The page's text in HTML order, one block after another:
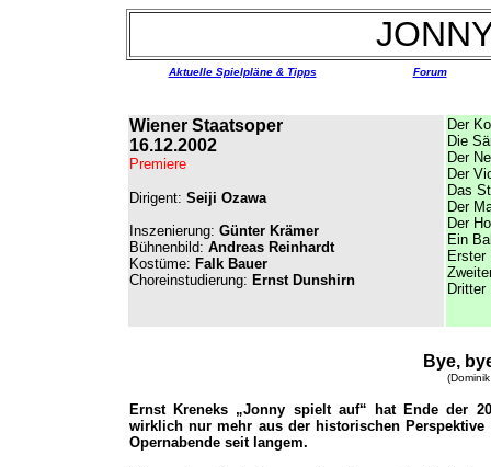
Aktuelle Spielpläne & Tipps Forum
Wiener Staatsoper
16.12.2002
Premiere
Dirigent: Seiji Ozawa
Inszenierung: Günter Krämer
Bühnenbild: Andreas Reinhardt
Kostüme: Falk Bauer
Choreinstudierung: Ernst Dunshirn
Der
Die
Der
Der
Das
Der
Der
Ein
Erster
Bye,
Ernst Kreneks „Jonny spielt auf“ hat Ende der
wirklich nur mehr aus der historischen
Opernabende seit langem.